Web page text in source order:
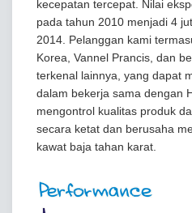
kecepatan tercepat. Nilai
pada tahun 2010 menjadi 4
2014. Pelanggan kami
Korea, Vannel Prancis, dan
terkenal lainnya, yang dapat
dalam bekerja sama dengan
mengontrol kualitas produk
secara ketat dan berusaha
kawat baja tahan karat.